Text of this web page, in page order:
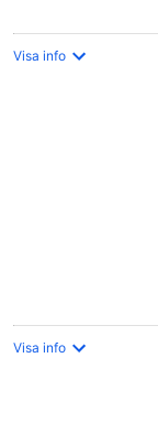
Visa info
Visa info